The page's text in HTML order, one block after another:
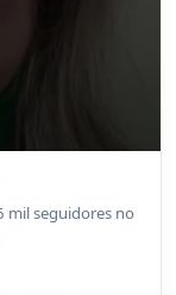
mil seguidores no